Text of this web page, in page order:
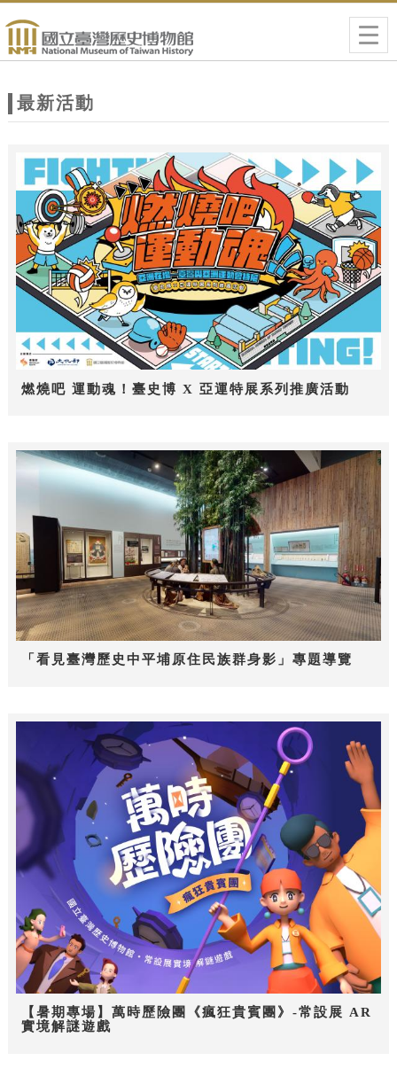
站最新活動
燃燒吧 運動魂！臺史博 X 亞運特展系列推廣活動
「看見臺灣歷史中平埔原住民族群身影」專題導覽
【暑期專場】萬時歷險團《瘋狂貴賓團》-常設展 AR
實境解謎遊戲